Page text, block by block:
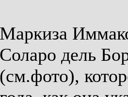
Маркиза
Соларо дель
(см.фото),